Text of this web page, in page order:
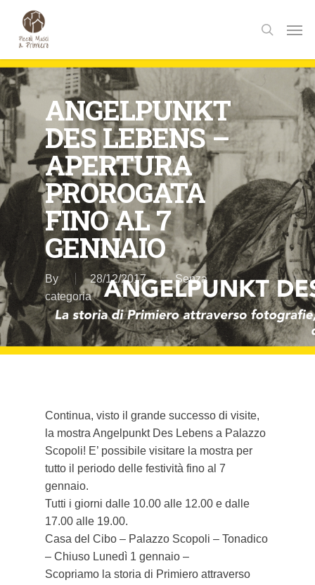
main
content
search
ANGELPUNKT
DES LEBENS –
APERTURA
PROROGATA
FINO AL 7
GENNAIO
By 28/12/2017
Senza
categoria
Continua, visto il grande successo di visite,
la mostra Angelpunkt Des Lebens a Palazzo
Scopoli! E’ possibile visitare la mostra per
tutto il periodo delle festività fino al 7
gennaio.
Tutti i giorni dalle 10.00 alle 12.00 e dalle
17.00 alle 19.00.
Casa del Cibo – Palazzo Scopoli – Tonadico
– Chiuso Lunedì 1 gennaio –
Scopriamo la storia di Primiero attraverso